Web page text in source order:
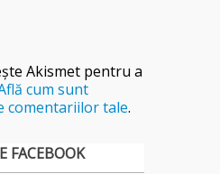
Akismet pentru a
cum sunt
comentariilor tale.
FACEBOOK